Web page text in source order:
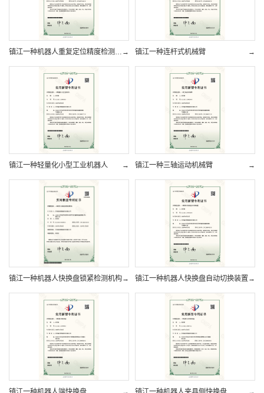
→
镇江一种机器人重复定位精度检测装置 →
镇江一种连杆式机械臂
→
镇江一种轻量化小型工业机器人 →
镇江一种三轴运动机械臂
→
镇江一种机器人快换盘锁紧检测机构 →
镇江一种机器人快换盘自动切换装置